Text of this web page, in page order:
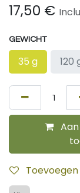
17,50 €
GEWICHT
35 g 120